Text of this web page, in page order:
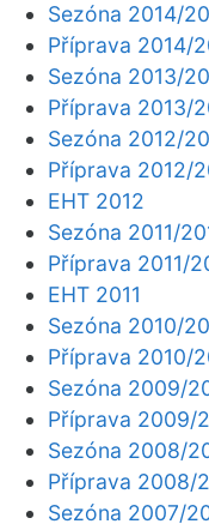
Sezóna 2014/
Příprava 2014/
Sezóna 2013/
Příprava 2013/
Sezóna 2012/
Příprava 2012/
EHT 2012
Sezóna 2011/
Příprava 2011/
EHT 2011
Sezóna 2010/
Příprava 2010/
Sezóna 2009/
Příprava 2009/
Sezóna 2008/
Příprava 2008/
Sezóna 2007/